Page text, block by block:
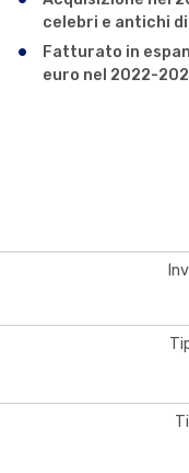
celebri e antichi
Fatturato in
euro nel 2022-